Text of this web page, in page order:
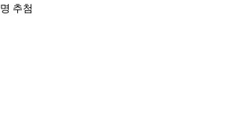
명 추첨